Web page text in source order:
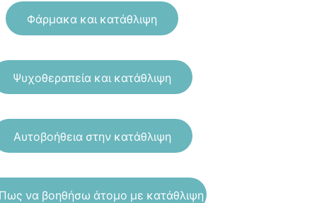
Φάρμακα και κατάθλιψη
Ψυχοθεραπεία και κατάθλιψη
Αυτοβοήθεια στην κατάθλιψη
να βοηθήσω άτομο με κατάθλιψη